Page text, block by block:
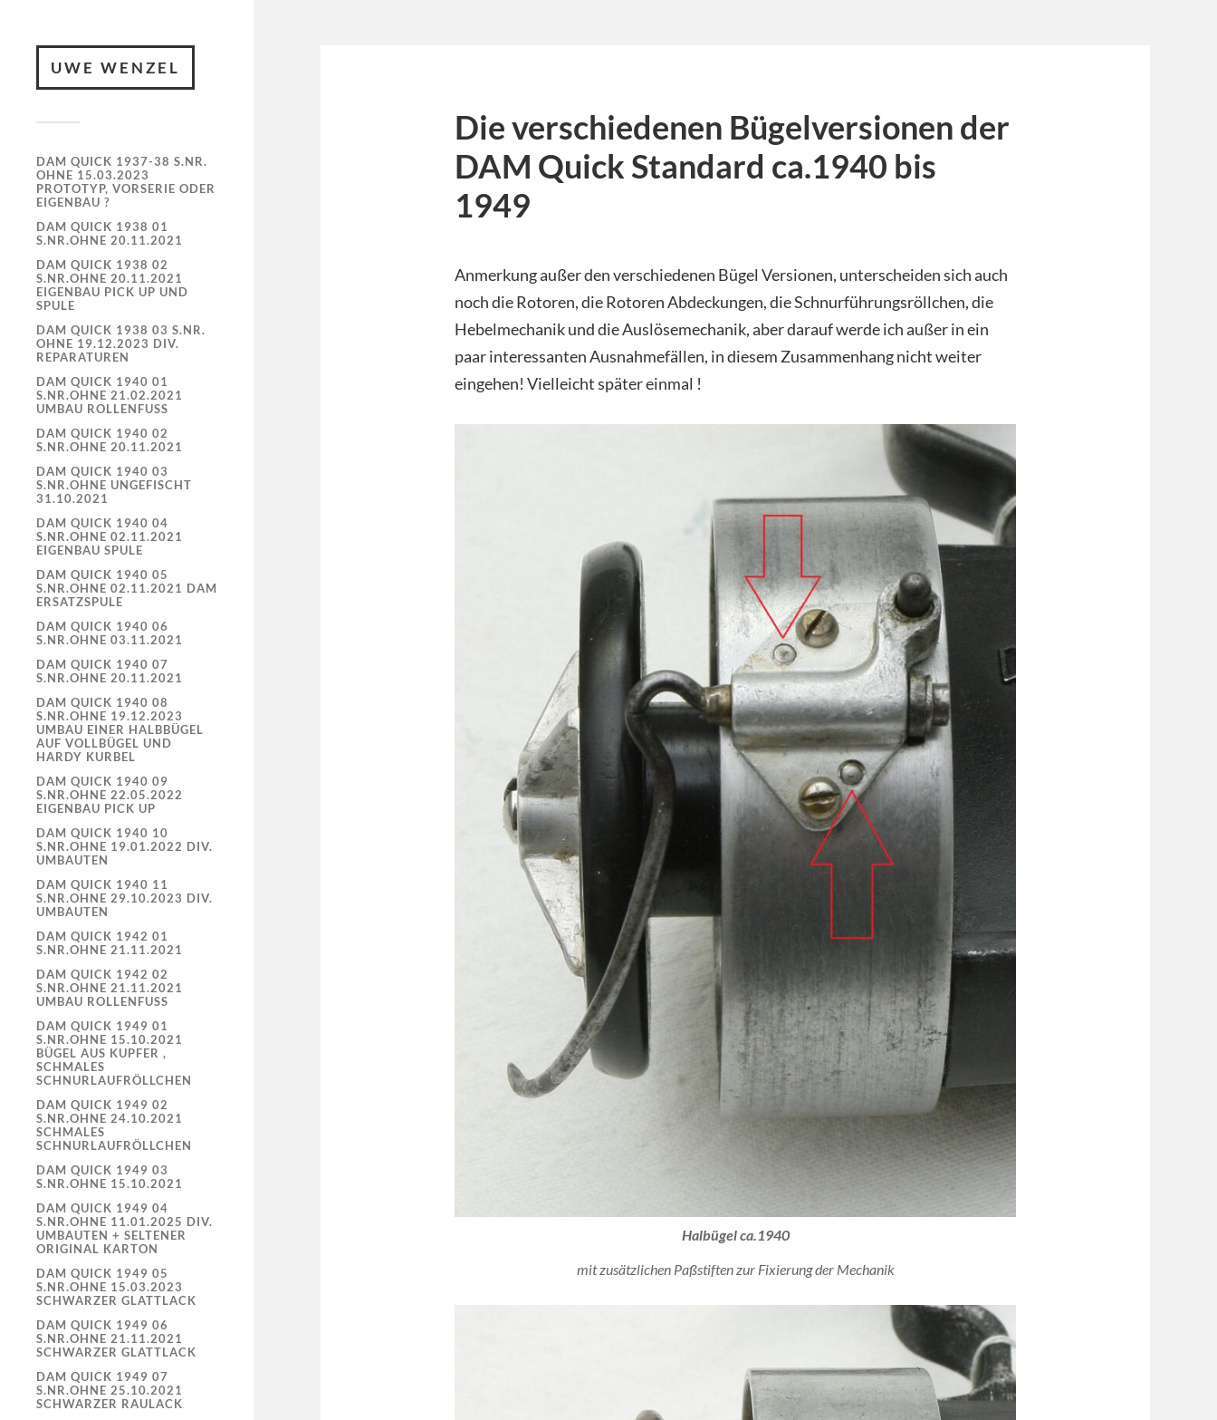
UWE WENZEL
DAM QUICK 1937-38 S.NR.
OHNE 15.03.2023
PROTOTYP, VORSERIE ODER
EIGENBAU ?
DAM QUICK 1938 01
S.NR.OHNE 20.11.2021
DAM QUICK 1938 02
S.NR.OHNE 20.11.2021
EIGENBAU PICK UP UND
SPULE
DAM QUICK 1938 03 S.NR.
OHNE 19.12.2023 DIV.
REPARATUREN
DAM QUICK 1940 01
S.NR.OHNE 21.02.2021
UMBAU ROLLENFUSS
DAM QUICK 1940 02
S.NR.OHNE 20.11.2021
DAM QUICK 1940 03
S.NR.OHNE UNGEFISCHT
31.10.2021
DAM QUICK 1940 04
S.NR.OHNE 02.11.2021
EIGENBAU SPULE
DAM QUICK 1940 05
S.NR.OHNE 02.11.2021 DAM
ERSATZSPULE
DAM QUICK 1940 06
S.NR.OHNE 03.11.2021
DAM QUICK 1940 07
S.NR.OHNE 20.11.2021
DAM QUICK 1940 08
S.NR.OHNE 19.12.2023
UMBAU EINER HALBBÜGEL
AUF VOLLBÜGEL UND
HARDY KURBEL
DAM QUICK 1940 09
S.NR.OHNE 22.05.2022
EIGENBAU PICK UP
DAM QUICK 1940 10
S.NR.OHNE 19.01.2022 DIV.
UMBAUTEN
DAM QUICK 1940 11
S.NR.OHNE 29.10.2023 DIV.
UMBAUTEN
DAM QUICK 1942 01
S.NR.OHNE 21.11.2021
DAM QUICK 1942 02
S.NR.OHNE 21.11.2021
UMBAU ROLLENFUSS
DAM QUICK 1949 01
S.NR.OHNE 15.10.2021
BÜGEL AUS KUPFER ,
SCHMALES
SCHNURLAUFRÖLLCHEN
DAM QUICK 1949 02
S.NR.OHNE 24.10.2021
SCHMALES
SCHNURLAUFRÖLLCHEN
DAM QUICK 1949 03
S.NR.OHNE 15.10.2021
DAM QUICK 1949 04
S.NR.OHNE 11.01.2025 DIV.
UMBAUTEN + SELTENER
ORIGINAL KARTON
DAM QUICK 1949 05
S.NR.OHNE 15.03.2023
SCHWARZER GLATTLACK
DAM QUICK 1949 06
S.NR.OHNE 21.11.2021
SCHWARZER GLATTLACK
DAM QUICK 1949 07
S.NR.OHNE 25.10.2021
SCHWARZER RAULACK
Die verschiedenen Bügelversionen der
DAM Quick Standard ca.1940 bis
1949
Anmerkung außer den verschiedenen Bügel Versionen, unterscheiden sich auch
noch die Rotoren, die Rotoren Abdeckungen, die Schnurführungsröllchen, die
Hebelmechanik und die Auslösemechanik, aber darauf werde ich außer in ein
paar interessanten Ausnahmefällen, in diesem Zusammenhang nicht weiter
eingehen! Vielleicht später einmal !
Halbügel ca.1940
mit zusätzlichen Paßstiften zur Fixierung der Mechanik